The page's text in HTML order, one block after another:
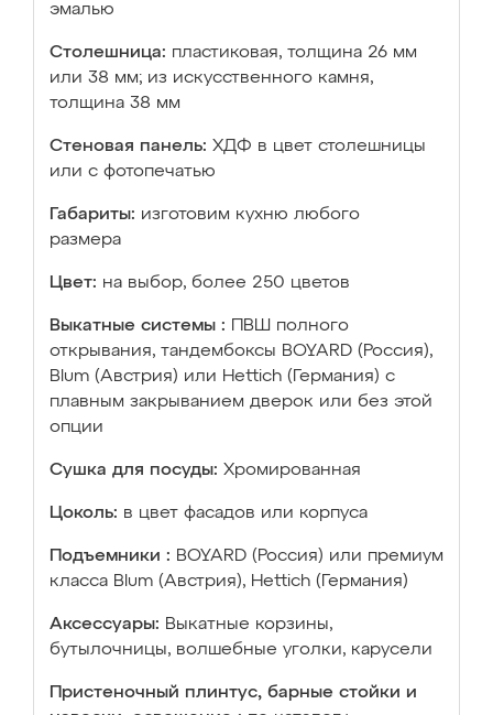
эмалью
Столешница: пластиковая, толщина 26 мм
или 38 мм; из искусственного камня,
толщина 38 мм
Стеновая панель: ХДФ в цвет столешницы
или с фотопечатью
Габариты: изготовим кухню любого
размера
Цвет: на выбор, более 250 цветов
Выкатные системы :
ПВШ полного
открывания, тандембоксы BOYARD (Россия),
Blum (Австрия) или Hettich (Германия) с
плавным закрыванием дверок или без этой
опции
Сушка для посуды: Хромированная
Цоколь: в цвет фасадов или корпуса
Подъемники : BOYARD (Россия) или премиум
класса Blum (Австрия), Hettich (Германия)
Аксессуары: Выкатные корзины,
бутылочницы, волшебные уголки, карусели
Пристеночный плинтус, барные стойки и